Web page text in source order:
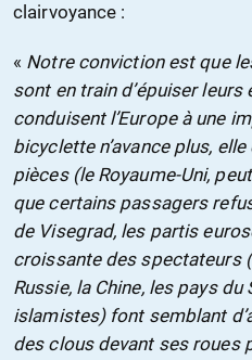
clairvoyance :
« Notre conviction est que
sont en train d’épuiser
conduisent l’Europe à une
bicyclette n’avance plus,
pièces (le Royaume-Uni,
que certains passagers
de Visegrad, les partis
croissante des spectateurs
Russie, la Chine, les pays
islamistes) font semblant
des clous devant ses roues